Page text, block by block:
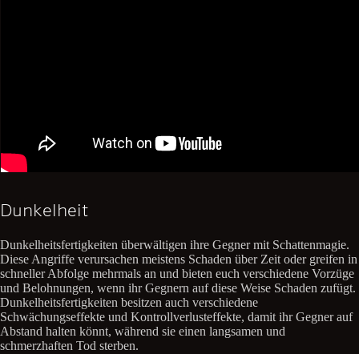
Dunkelheit
Dunkelheitsfertigkeiten überwältigen ihre Gegner mit Schattenmagie.
Diese Angriffe verursachen meistens Schaden über Zeit oder greifen in
schneller Abfolge mehrmals an und bieten euch verschiedene Vorzüge
und Belohnungen, wenn ihr Gegnern auf diese Weise Schaden zufügt.
Dunkelheitsfertigkeiten besitzen auch verschiedene
Schwächungseffekte und Kontrollverlusteffekte, damit ihr Gegner auf
Abstand halten könnt, während sie einen langsamen und
schmerzhaften Tod sterben.